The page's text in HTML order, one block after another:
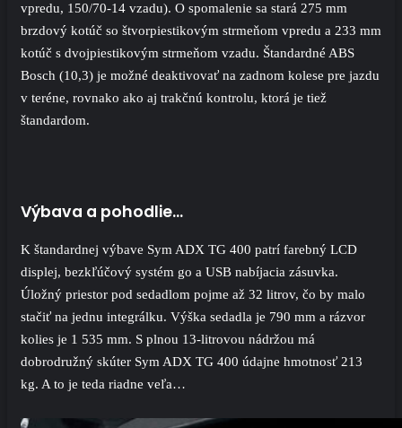
vpredu, 150/70-14 vzadu). O spomalenie sa stará 275 mm
brzdový kotúč so štvorpiestikovým strmeňom vpredu a 233 mm
kotúč s dvojpiestikovým strmeňom vzadu. Štandardné ABS
Bosch (10,3) je možné deaktivovať na zadnom kolese pre jazdu
v teréne, rovnako ako aj trakčnú kontrolu, ktorá je tiež
štandardom.
Výbava a pohodlie…
K štandardnej výbave Sym ADX TG 400 patrí farebný LCD
displej, bezkľúčový systém go a USB nabíjacia zásuvka.
Úložný priestor pod sedadlom pojme až 32 litrov, čo by malo
stačiť na jednu integrálku. Výška sedadla je 790 mm a rázvor
kolies je 1 535 mm. S plnou 13-litrovou nádržou má
dobrodružný skúter Sym ADX TG 400 údajne hmotnosť 213
kg. A to je teda riadne veľa…